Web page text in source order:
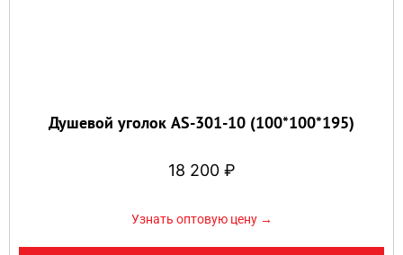
Душевой уголок AS-301-10 (100*100*195)
18 200 ₽
Узнать оптовую цену →